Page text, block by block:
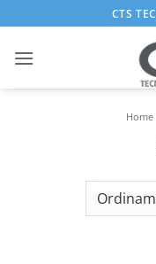
ai
contenuti
CTS
Home